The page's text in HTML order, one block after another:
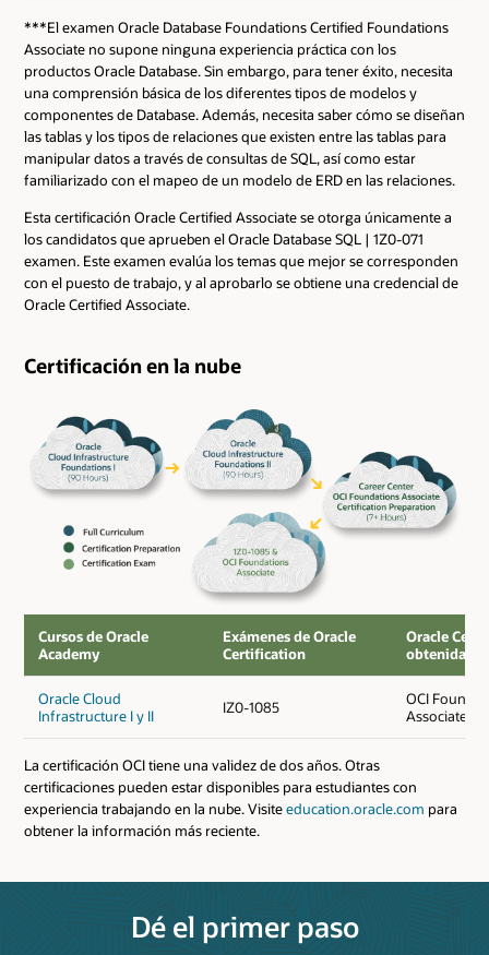
curso
ruta
Solve It with
SQL
Taller 8
Database
Foundations
o Database
Design and
Programming
with SQL
Foundations estudios
90
Database
Design and
Programming
with SQL o
certificación
Database
with SQL
Programming
with PL/SQL
Programming
with PL/SQL
Plan de
estudios
180
Oracle APEX
Application
Development
Foundations
Oracle APEX
Development
Foundations
estudios
180 n/a
Oracle
Associate,
Database
Examen de
certificaciónn/a n/a
***El examen Oracle Database Foundations Certified Foundations
Associate no supone ninguna experiencia práctica con los
productos Oracle Database. Sin embargo, para tener éxito, necesita
una comprensión básica de los diferentes tipos de modelos y
componentes de Database. Además, necesita saber cómo se diseñan
las tablas y los tipos de relaciones que existen entre las tablas para
manipular datos a través de consultas de SQL, así como estar
familiarizado con el mapeo de un modelo de ERD en las relaciones.
Esta certificación Oracle Certified Associate se otorga únicamente a
los candidatos que aprueben el Oracle Database SQL | 1Z0-071
examen. Este examen evalúa los temas que mejor se corresponden
con el puesto de trabajo, y al aprobarlo se obtiene una credencial de
Oracle Certified Associate.
Certificación en la nube
Ruta
del
plan
de
estudios
la
nube
Nombre del
Plan de
estudios
90
Foundations
Cursos de Oracle
Academy
Exámenes de Oracle
Certification
Oracle
obtenida
Oracle Cloud
Infrastructure I y II
IZ0-1085
OCI
Associate
La certificación OCI tiene una validez de dos años. Otras
certificaciones pueden estar disponibles para estudiantes con
experiencia trabajando en la nube. Visiteeducation.oracle.com para
obtener la información más reciente.
Dé el primer paso